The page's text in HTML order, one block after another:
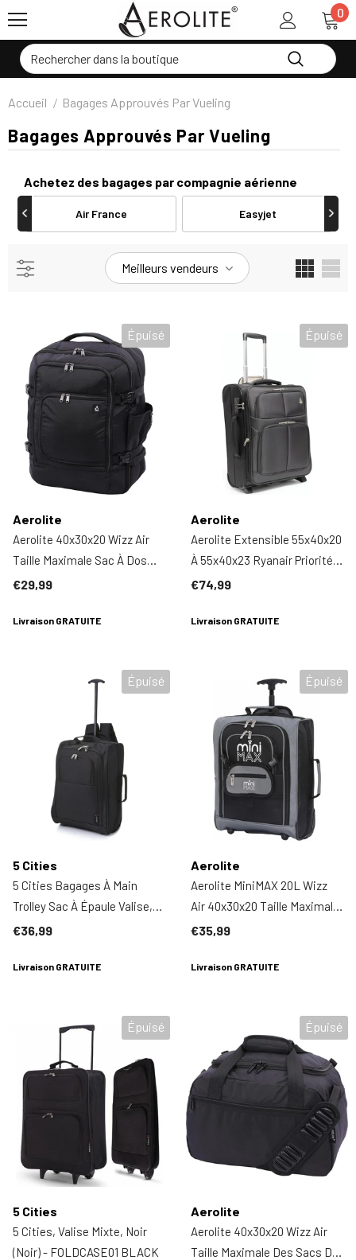
0
Accueil Bagages Approuvés Par Vueling
Bagages Approuvés Par Vueling
Achetez des bagages par compagnie aérienne
Air France Easyjet
Meilleurs vendeurs
Épuisé
Aerolite
Aerolite 40x30x20 Wizz Air
Taille Maximale Sac À Dos
Respectueux De
Cabine Approuvé Voyage
Avec YKK Zippers Garantie 5
€29,99
Livraison GRATUITE
Épuisé
Aerolite
Aerolite Extensible 55x40x20
À 55x40x23 Ryanair Priorité
Taille Maximale Eco Bagage
55x40x20 55x40x23 2 Roues
€74,99
Livraison GRATUITE
Épuisé
5 Cities
5 Cities Bagages À Main
Trolley Sac À Épaule Valise,
55 Cm, 42 Litres, Noir
€36,99
Livraison GRATUITE
Épuisé
Aerolite
Aerolite MiniMAX 20L Wizz
Air 40x30x20 Taille Maximale
Bagage À Main En Cabine
Sac À Main En Cabine Sac À
€35,99
Livraison GRATUITE
Épuisé
5 Cities
5 Cities, Valise Mixte, Noir
(Noir) - FOLDCASE01 BLACK
Épuisé
Aerolite
Aerolite 40x30x20 Wizz Air
Taille Maximale Des Sacs De